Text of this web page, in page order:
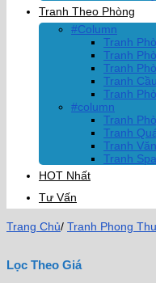
Tranh Theo Phòng
#Column
Tranh
Tranh
Tranh
Tranh
Tranh
#column
Tranh
Tranh
Tranh
Tranh
HOT Nhất
Tư Vấn
Trang Chủ/ Tranh Phong
Lọc Theo Giá